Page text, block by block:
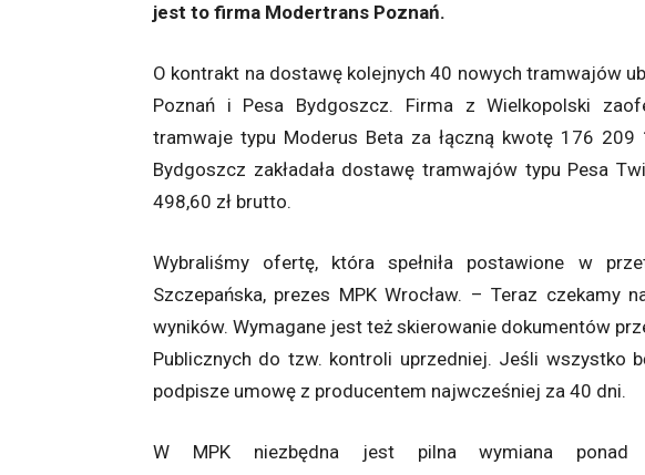
jest to firma Modertrans Poznań.
O kontrakt na dostawę kolejnych 40 nowych tramwajów
Poznań i Pesa Bydgoszcz. Firma z Wielkopolski
tramwaje typu Moderus Beta za łączną kwotę 176
Bydgoszcz zakładała dostawę tramwajów typu Pesa
498,60 zł brutto.
Wybraliśmy ofertę, która spełniła postawione w
Szczepańska, prezes MPK Wrocław. – Teraz czekamy
wyników. Wymagane jest też skierowanie dokumentów
Publicznych do tzw. kontroli uprzedniej. Jeśli wszystko
podpisze umowę z producentem najwcześniej za 40 dni.
W MPK niezbędna jest pilna wymiana ponad